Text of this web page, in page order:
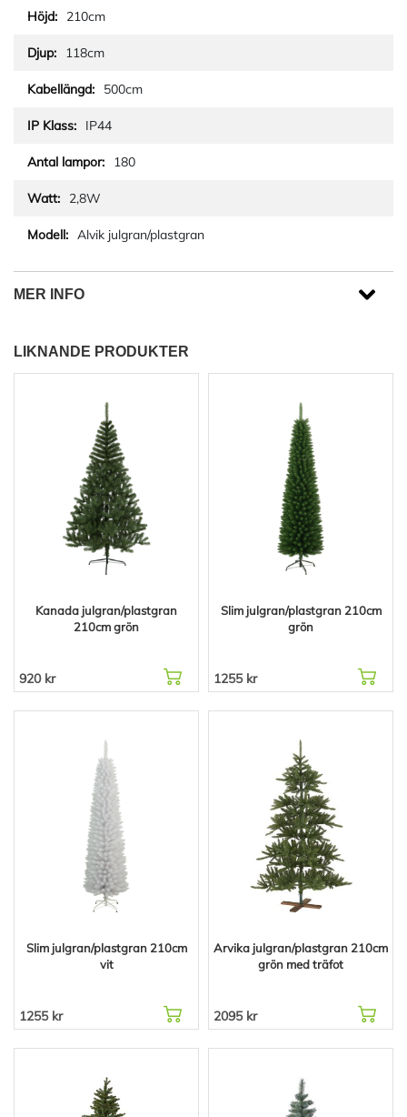
210cm
118cm
500cm
IP44
180
2,8W
Alvik julgran/plastgran
MER INFO
LIKNANDE PRODUKTER
Kanada julgran/plastgran
210cm grön
920 kr
Slim julgran/plastgran 210cm
grön
1255 kr
Slim julgran/plastgran 210cm
vit
1255 kr
Arvika julgran/plastgran 210cm
grön med träfot
2095 kr